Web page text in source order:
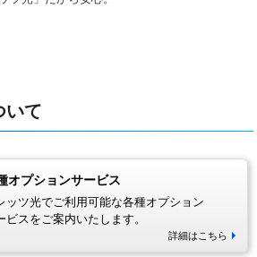
いて
オプションサービス
ッツ光でご利用可能な各種オプション
ビスをご案内いたします。
詳細はこちら